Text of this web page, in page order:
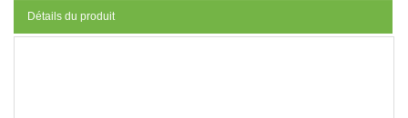
Détails du produit